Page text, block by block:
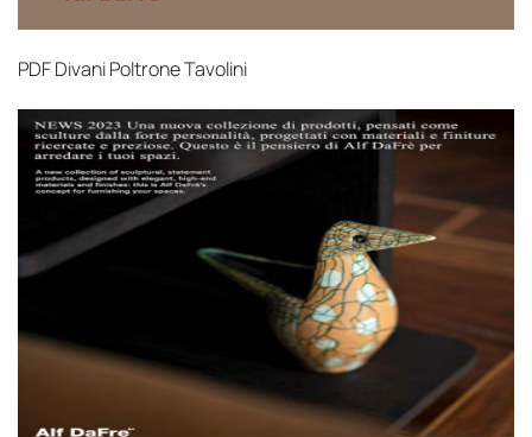
PDFDivani Poltrone Tavolini